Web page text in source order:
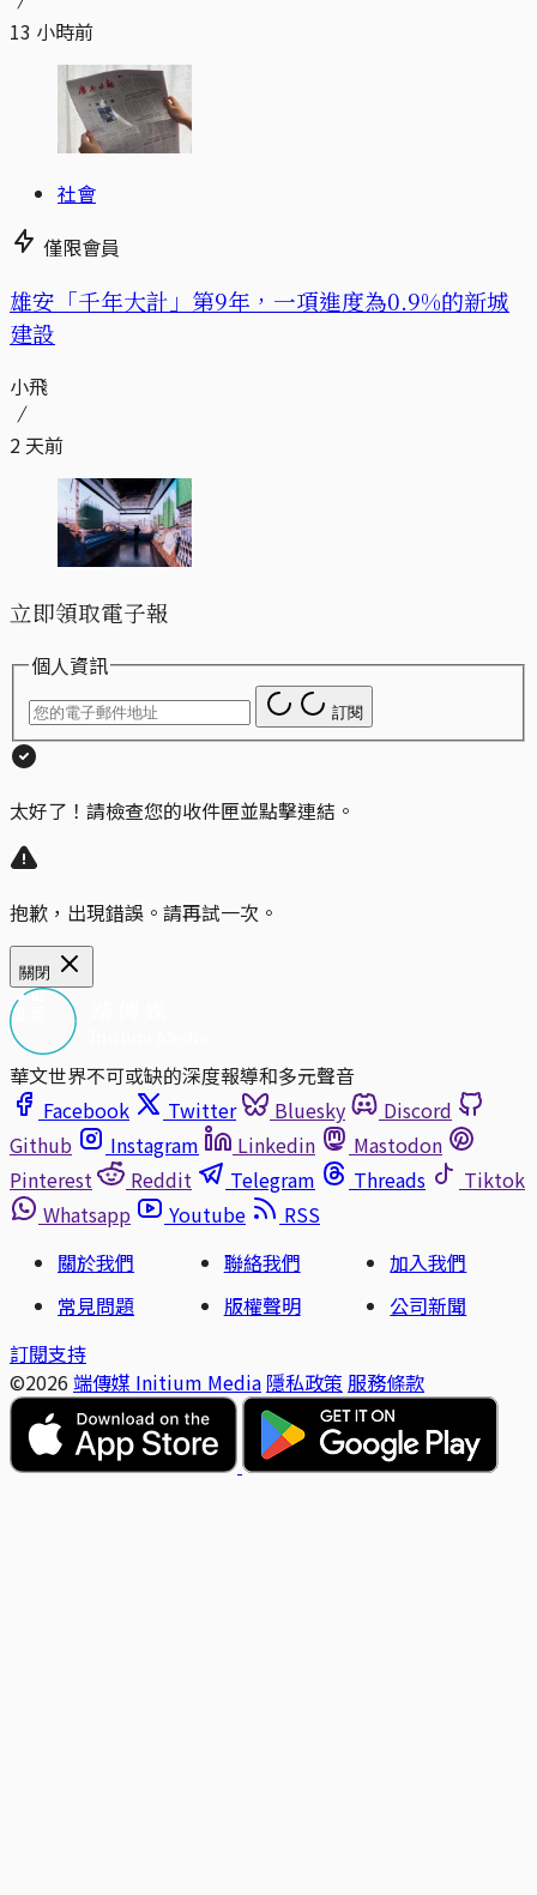
13 小時前
社會
僅限會員
​​雄安「千年大計」第9年，一項進度為0.9%的新城
建設
小飛
2 天前
立即領取電子報
個人資訊
訂閱
太好了！請檢查您的收件匣並點擊連結。
抱歉，出現錯誤。請再試一次。
關閉
華文世界不可或缺的深度報導和多元聲音
Facebook
Twitter Bluesky
Discord
Github
Instagram Linkedin
Mastodon
Pinterest
Reddit Telegram Threads
Tiktok
Whatsapp
Youtube
RSS
關於我們
聯絡我們
加入我們
常見問題
版權聲明
公司新聞
訂閱支持
©2026 端傳媒 Initium Media 隱私政策 服務條款